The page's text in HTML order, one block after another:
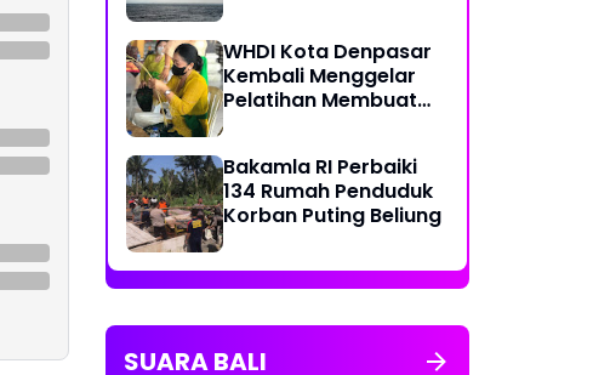
WHDI Kota Denpasar
Kembali Menggelar
Pelatihan Membuat
Bakamla RI Perbaiki
134 Rumah Penduduk
Korban Puting Beliung
SUARA BALI